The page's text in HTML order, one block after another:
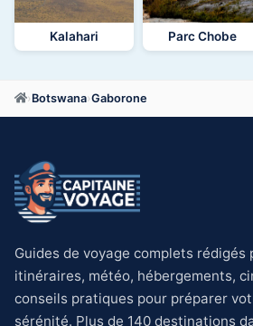
Kalahari Parc Chobe
› Botswana›Gaborone
Guides de voyage complets rédigés
itinéraires, météo, hébergements,
conseils pratiques pour préparer
sérénité. Plus de 140 destinations